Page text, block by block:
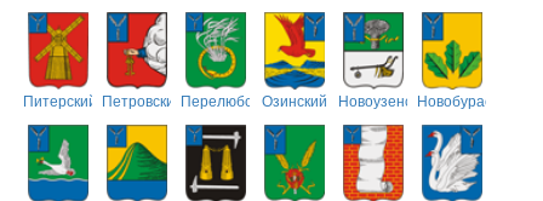
Питерский ПетровскийПерелюбскийОзинский НовоузенскийНовобурасский